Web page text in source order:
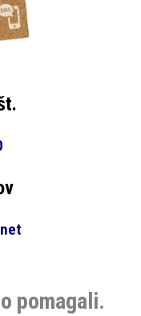
pomagali.